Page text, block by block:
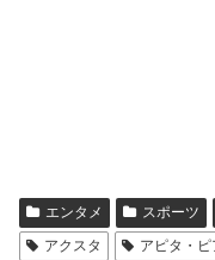
エンタメ スポーツ
アクスタ
アピタ・ピ